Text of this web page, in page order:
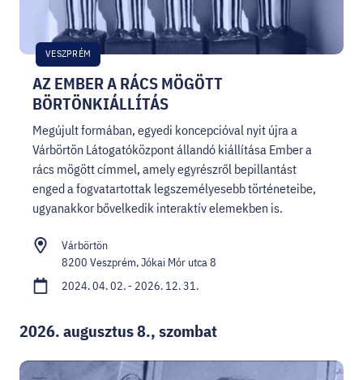
AZ EMBER A RÁCS MÖGÖTT
BÖRTÖNKIÁLLÍTÁS
VESZPRÉM
Megújult formában, egyedi koncepcióval nyit újra a
Várbörtön Látogatóközpont állandó kiállítása Ember a
rács mögött címmel, amely egyrészről bepillantást
enged a fogvatartottak legszemélyesebb történeteibe,
ugyanakkor bővelkedik interaktív elemekben is.
Várbörtön
8200 Veszprém, Jókai Mór utca 8
2024. 04. 02. - 2026. 12. 31.
2026. augusztus 8., szombat